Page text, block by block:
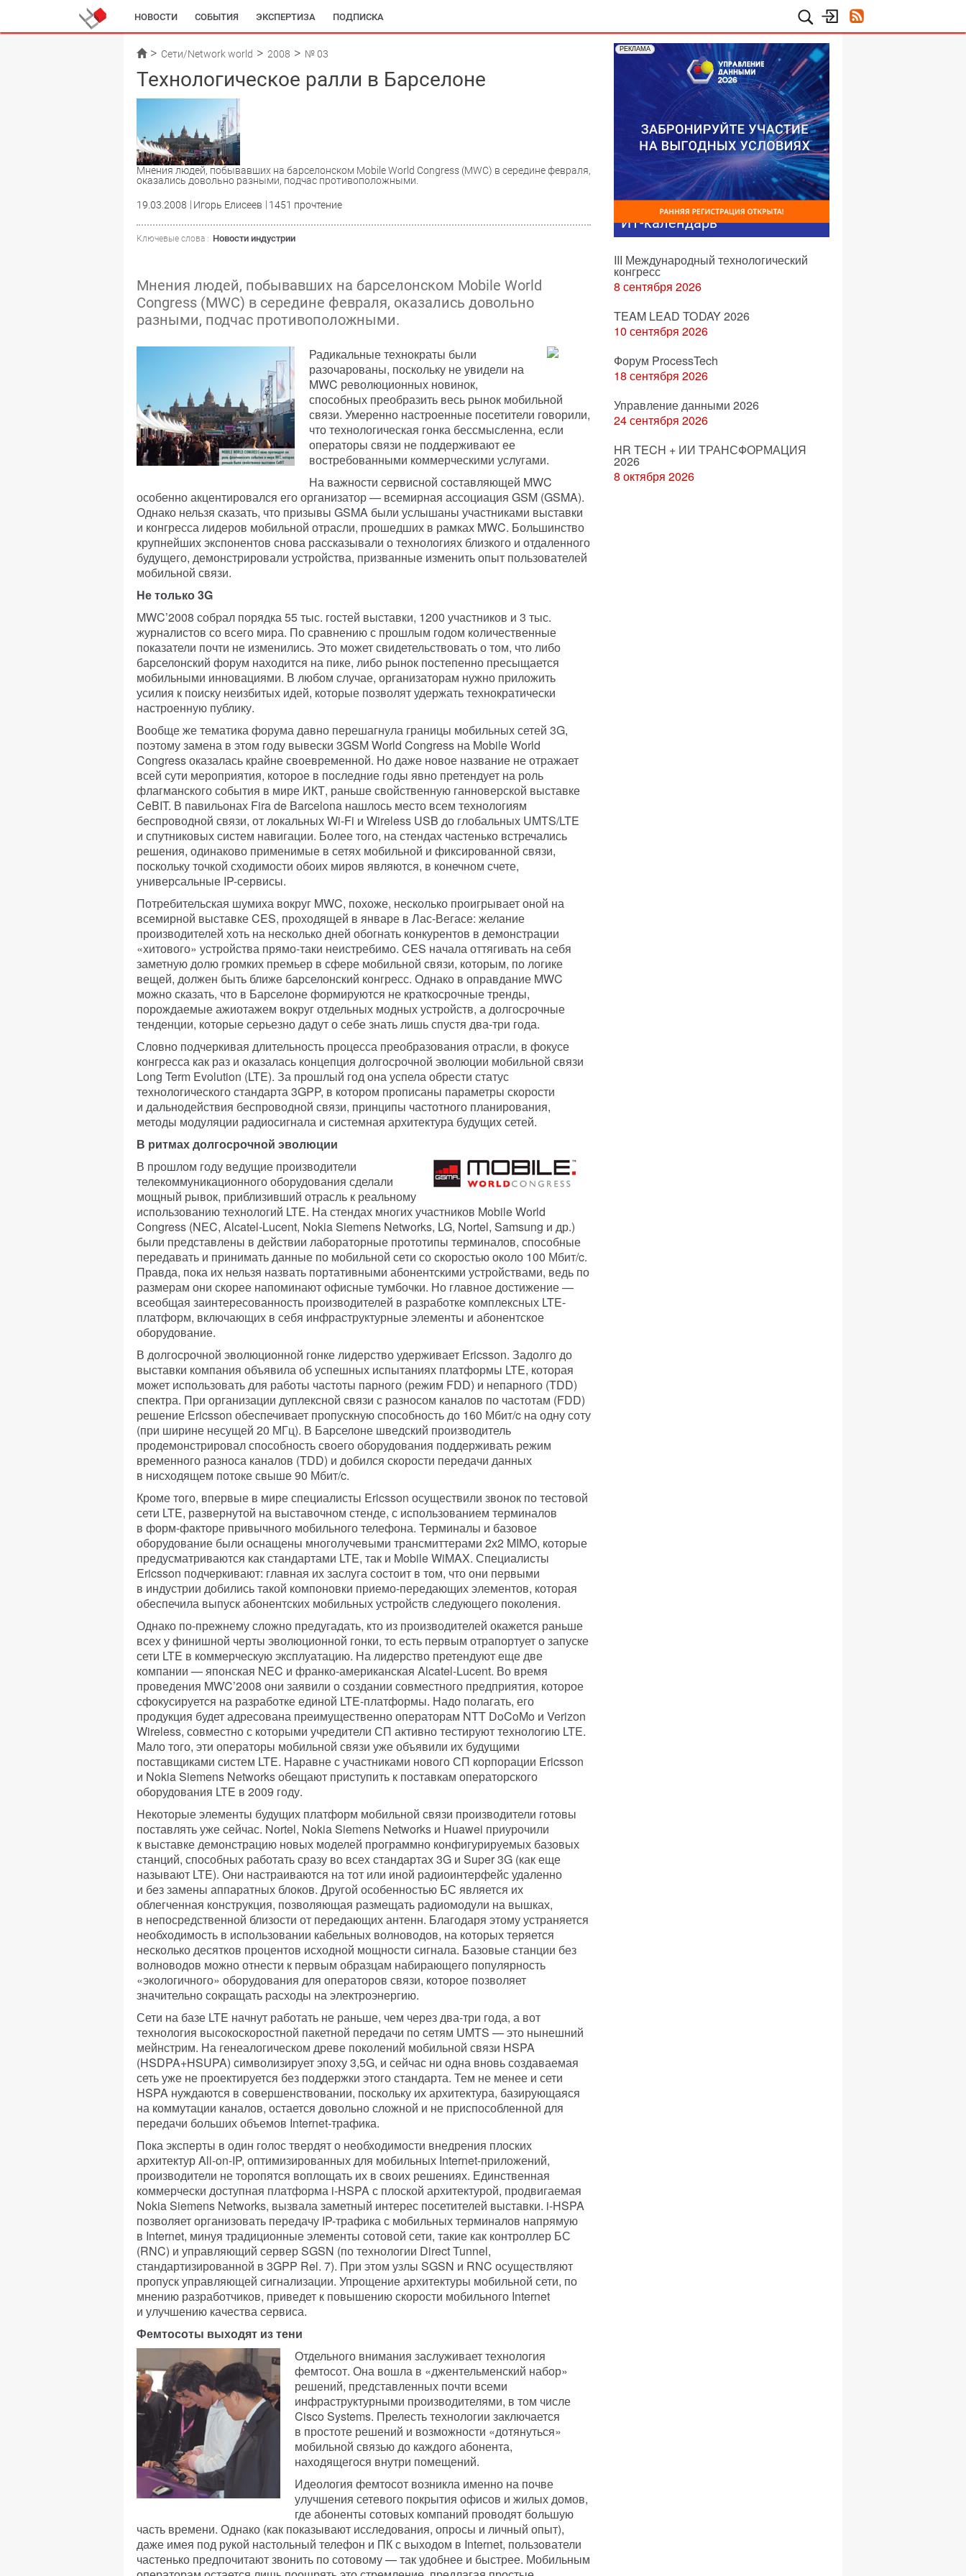
НОВОСТИ СОБЫТИЯ ЭКСПЕРТИЗА ПОДПИСКА
Сети/Network world 2008 № 03
Технологическое ралли в Барселоне
Мнения людей, побывавших на барселонском Mobile World Congress (MWC) в середине февраля,
оказались довольно разными, подчас противоположными.
19.03.2008 Игорь Елисеев 1451 прочтение
Ключевые слова : Новости индустрии
Мнения людей, побывавших на барселонском Mobile World
Congress (MWC) в середине февраля, оказались довольно
разными, подчас противоположными.
Радикальные технократы были
разочарованы, поскольку не увидели на
MWC революционных новинок,
способных преобразить весь рынок мобильной
связи. Умеренно настроенные посетители говорили,
что технологическая гонка бессмысленна, если
операторы связи не поддерживают ее
востребованными коммерческими услугами.
На важности сервисной составляющей MWC
особенно акцентировался его организатор — всемирная ассоциация GSM (GSMA).
Однако нельзя сказать, что призывы GSMA были услышаны участниками выставки
и конгресса лидеров мобильной отрасли, прошедших в рамках MWC. Большинство
крупнейших экспонентов снова рассказывали о технологиях близкого и отдаленного
будущего, демонстрировали устройства, призванные изменить опыт пользователей
мобильной связи.
Не только 3G
MWC’2008 собрал порядка 55 тыс. гостей выставки, 1200 участников и 3 тыс.
журналистов со всего мира. По сравнению с прошлым годом количественные
показатели почти не изменились. Это может свидетельствовать о том, что либо
барселонский форум находится на пике, либо рынок постепенно пресыщается
мобильными инновациями. В любом случае, организаторам нужно приложить
усилия к поиску неизбитых идей, которые позволят удержать технократически
настроенную публику.
Вообще же тематика форума давно перешагнула границы мобильных сетей 3G,
поэтому замена в этом году вывески 3GSM World Congress на Mobile World
Congress оказалась крайне своевременной. Но даже новое название не отражает
всей сути мероприятия, которое в последние годы явно претендует на роль
флагманского события в мире ИКТ, раньше свойственную ганноверской выставке
CeBIT. В павильонах Fira de Barcelona нашлось место всем технологиям
беспроводной связи, от локальных Wi-Fi и Wireless USB до глобальных UMTS/LTE
и спутниковых систем навигации. Более того, на стендах частенько встречались
решения, одинаково применимые в сетях мобильной и фиксированной связи,
поскольку точкой сходимости обоих миров являются, в конечном счете,
универсальные IP-сервисы.
Потребительская шумиха вокруг MWC, похоже, несколько проигрывает оной на
всемирной выставке CES, проходящей в январе в Лас-Вегасе: желание
производителей хоть на несколько дней обогнать конкурентов в демонстрации
«хитового» устройства прямо-таки неистребимо. CES начала оттягивать на себя
заметную долю громких премьер в сфере мобильной связи, которым, по логике
вещей, должен быть ближе барселонский конгресс. Однако в оправдание MWC
можно сказать, что в Барселоне формируются не краткосрочные тренды,
порождаемые ажиотажем вокруг отдельных модных устройств, а долгосрочные
тенденции, которые серьезно дадут о себе знать лишь спустя два-три года.
Словно подчеркивая длительность процесса преобразования отрасли, в фокусе
конгресса как раз и оказалась концепция долгосрочной эволюции мобильной связи
Long Term Evolution (LTE). За прошлый год она успела обрести статус
технологического стандарта 3GPP, в котором прописаны параметры скорости
и дальнодействия беспроводной связи, принципы частотного планирования,
методы модуляции радиосигнала и системная архитектура будущих сетей.
В ритмах долгосрочной эволюции
В прошлом году ведущие производители
телекоммуникационного оборудования сделали
мощный рывок, приблизивший отрасль к реальному
использованию технологий LTE. На стендах многих участников Mobile World
Congress (NEC, Alcatel-Lucent, Nokia Siemens Networks, LG, Nortel, Samsung и др.)
были представлены в действии лабораторные прототипы терминалов, способные
передавать и принимать данные по мобильной сети со скоростью около 100 Мбит/c.
Правда, пока их нельзя назвать портативными абонентскими устройствами, ведь по
размерам они скорее напоминают офисные тумбочки. Но главное достижение —
всеобщая заинтересованность производителей в разработке комплексных LTE-
платформ, включающих в себя инфраструктурные элементы и абонентское
оборудование.
В долгосрочной эволюционной гонке лидерство удерживает Ericsson. Задолго до
выставки компания объявила об успешных испытаниях платформы LTE, которая
может использовать для работы частоты парного (режим FDD) и непарного (TDD)
спектра. При организации дуплексной связи с разносом каналов по частотам (FDD)
решение Ericsson обеспечивает пропускную способность до 160 Мбит/c на одну соту
(при ширине несущей 20 МГц). В Барселоне шведский производитель
продемонстрировал способность своего оборудования поддерживать режим
временного разноса каналов (TDD) и добился скорости передачи данных
в нисходящем потоке свыше 90 Мбит/c.
Кроме того, впервые в мире специалисты Ericsson осуществили звонок по тестовой
сети LTE, развернутой на выставочном стенде, с использованием терминалов
в форм-факторе привычного мобильного телефона. Терминалы и базовое
оборудование были оснащены многолучевыми трансмиттерами 2х2 MIMO, которые
предусматриваются как стандартами LTE, так и Mobile WiMAX. Специалисты
Ericsson подчеркивают: главная их заслуга состоит в том, что они первыми
в индустрии добились такой компоновки приемо-передающих элементов, которая
обеспечила выпуск абонентских мобильных устройств следующего поколения.
Однако по-прежнему сложно предугадать, кто из производителей окажется раньше
всех у финишной черты эволюционной гонки, то есть первым отрапортует о запуске
сети LTE в коммерческую эксплуатацию. На лидерство претендуют еще две
компании — японская NEC и франко-американская Alcatel-Lucent. Во время
проведения MWC’2008 они заявили о создании совместного предприятия, которое
сфокусируется на разработке единой LTE-платформы. Надо полагать, его
продукция будет адресована преимущественно операторам NTT DoCoMo и Verizon
Wireless, совместно с которыми учредители СП активно тестируют технологию LTE.
Мало того, эти операторы мобильной связи уже объявили их будущими
поставщиками систем LTE. Наравне с участниками нового СП корпорации Ericsson
и Nokia Siemens Networks обещают приступить к поставкам операторского
оборудования LTE в 2009 году.
Некоторые элементы будущих платформ мобильной связи производители готовы
поставлять уже сейчас. Nortel, Nokia Siemens Networks и Huawei приурочили
к выставке демонстрацию новых моделей программно конфигурируемых базовых
станций, способных работать сразу во всех стандартах 3G и Super 3G (как еще
называют LTE). Они настраиваются на тот или иной радиоинтерфейс удаленно
и без замены аппаратных блоков. Другой особенностью БС является их
облегченная конструкция, позволяющая размещать радиомодули на вышках,
в непосредственной близости от передающих антенн. Благодаря этому устраняется
необходимость в использовании кабельных волноводов, на которых теряется
несколько десятков процентов исходной мощности сигнала. Базовые станции без
волноводов можно отнести к первым образцам набирающего популярность
«экологичного» оборудования для операторов связи, которое позволяет
значительно сокращать расходы на электроэнергию.
Сети на базе LTE начнут работать не раньше, чем через два-три года, а вот
технология высокоскоростной пакетной передачи по сетям UMTS — это нынешний
мейнстрим. На генеалогическом древе поколений мобильной связи HSPA
(HSDPA+HSUPA) символизирует эпоху 3,5G, и сейчас ни одна вновь создаваемая
сеть уже не проектируется без поддержки этого стандарта. Тем не менее и сети
HSPA нуждаются в совершенствовании, поскольку их архитектура, базирующаяся
на коммутации каналов, остается довольно сложной и не приспособленной для
передачи больших объемов Internet-трафика.
Пока эксперты в один голос твердят о необходимости внедрения плоских
архитектур All-on-IP, оптимизированных для мобильных Internet-приложений,
производители не торопятся воплощать их в своих решениях. Единственная
коммерчески доступная платформа i-HSPA с плоской архитектурой, продвигаемая
Nokia Siemens Networks, вызвала заметный интерес посетителей выставки. i-HSPA
позволяет организовать передачу IP-трафика с мобильных терминалов напрямую
в Internet, минуя традиционные элементы сотовой сети, такие как контроллер БС
(RNC) и управляющий сервер SGSN (по технологии Direct Tunnel,
стандартизированной в 3GPP Rel. 7). При этом узлы SGSN и RNC осуществляют
пропуск управляющей сигнализации. Упрощение архитектуры мобильной сети, по
мнению разработчиков, приведет к повышению скорости мобильного Internet
и улучшению качества сервиса.
Фемтосоты выходят из тени
Отдельного внимания заслуживает технология
фемтосот. Она вошла в «джентельменский набор»
решений, представленных почти всеми
инфраструктурными производителями, в том числе
Cisco Systems. Прелесть технологии заключается
в простоте решений и возможности «дотянуться»
мобильной связью до каждого абонента,
находящегося внутри помещений.
Идеология фемтосот возникла именно на почве
улучшения сетевого покрытия офисов и жилых домов,
где абоненты сотовых компаний проводят большую
часть времени. Однако (как показывают исследования, опросы и личный опыт),
даже имея под рукой настольный телефон и ПК с выходом в Internet, пользователи
частенько предпочитают звонить по сотовому — так удобнее и быстрее. Мобильным
РЕКЛАМА
ИТ-календарь
III Международный технологический
конгресс
8 сентября 2026
TEAM LEAD TODAY 2026
10 сентября 2026
Форум ProcessTech
18 сентября 2026
Управление данными 2026
24 сентября 2026
HR TECH + ИИ ТРАНСФОРМАЦИЯ
2026
8 октября 2026